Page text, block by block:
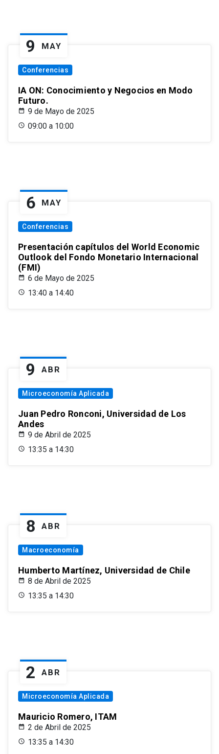
9 MAY
Conferencias
IA ON: Conocimiento y Negocios en Modo
Futuro.
9 de Mayo de 2025
09:00 a 10:00
6 MAY
Conferencias
Presentación capítulos del World Economic
Outlook del Fondo Monetario Internacional
(FMI)
6 de Mayo de 2025
13:40 a 14:40
9 ABR
Microeconomía Aplicada
Juan Pedro Ronconi, Universidad de Los
Andes
9 de Abril de 2025
13:35 a 14:30
8 ABR
Macroeconomía
Humberto Martínez, Universidad de Chile
8 de Abril de 2025
13:35 a 14:30
2 ABR
Microeconomía Aplicada
Mauricio Romero, ITAM
2 de Abril de 2025
13:35 a 14:30